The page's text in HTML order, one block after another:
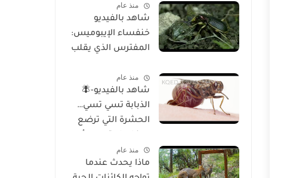
منذ عام
شاهد بالفيديو
خنفساء الإيبوميس:
المفترس الذي يقلب
منذ عام
شاهد بالفيديو-🪰
الذبابة تسي تسي…
الحشرة التي ترضع
أخطر الأمراض في
إفريقيا!
منذ عام
ماذا يحدث عندما